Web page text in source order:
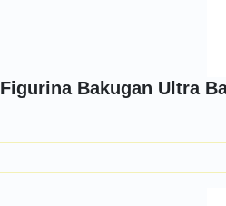
Figurina Bakugan Ultra